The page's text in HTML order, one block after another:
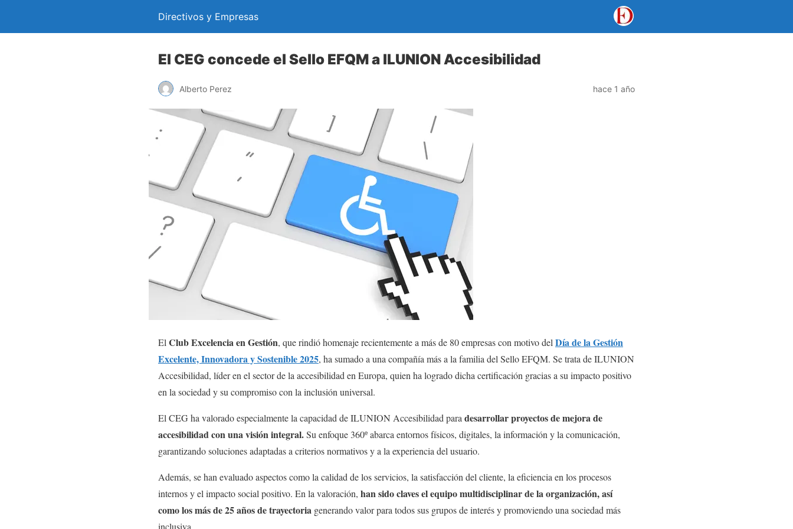
Directivos y Empresas
El CEG concede el Sello EFQM a ILUNION Accesibilidad
Alberto Perez hace 1 año
El Club Excelencia en Gestión, que rindió homenaje recientemente a más de 80 empresas con motivo del Día de la Gestión
Excelente, Innovadora y Sostenible 2025, ha sumado a una compañía más a la familia del Sello EFQM. Se trata de ILUNION
Accesibilidad, líder en el sector de la accesibilidad en Europa, quien ha logrado dicha certificación gracias a su impacto positivo
en la sociedad y su compromiso con la inclusión universal.
El CEG ha valorado especialmente la capacidad de ILUNION Accesibilidad para desarrollar proyectos de mejora de
accesibilidad con una visión integral.Su enfoque 360º abarca entornos físicos, digitales, la información y la comunicación,
garantizando soluciones adaptadas a criterios normativos y a la experiencia del usuario.
Además, se han evaluado aspectos como la calidad de los servicios, la satisfacción del cliente, la eficiencia en los procesos
internos y el impacto social positivo. En la valoración, han sido claves el equipo multidisciplinar de la organización, así
como los más de 25 años de trayectoria generando valor para todos sus grupos de interés y promoviendo una sociedad más
inclusiva.